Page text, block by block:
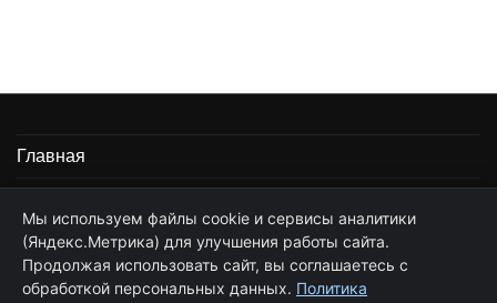
Главная
Частные услуги программиста 1С
Стоимость услуг по сопровождению 1С
Мы используем файлы cookie и сервисы аналитики
(Яндекс.Метрика) для улучшения работы сайта.
Продолжая использовать сайт, вы соглашаетесь с
обработкой персональных данных. Политика